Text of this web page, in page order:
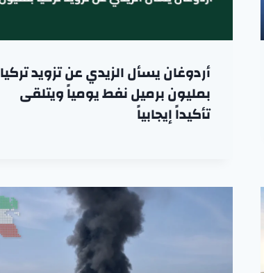
أردوغان يسأل الزيدي عن تزويد تركيا
بمليون برميل نفط يومياً ويتلقى
تأكيداً إيجابياً